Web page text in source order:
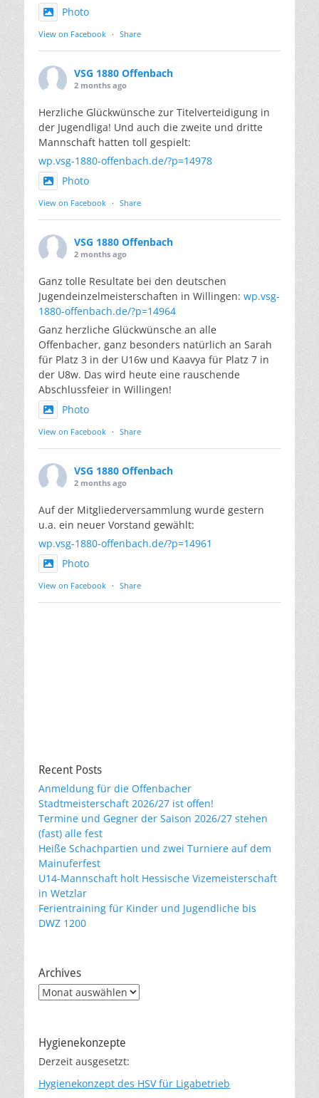
Photo
View on Facebook · Share
VSG 1880 Offenbach
2 months ago
Herzliche Glückwünsche zur Titelverteidigung in
der Jugendliga! Und auch die zweite und dritte
Mannschaft hatten toll gespielt:
wp.vsg-1880-offenbach.de/?p=14978
Photo
View on Facebook · Share
VSG 1880 Offenbach
2 months ago
Ganz tolle Resultate bei den deutschen
Jugendeinzelmeisterschaften in Willingen: wp.vsg-
1880-offenbach.de/?p=14964
Ganz herzliche Glückwünsche an alle
Offenbacher, ganz besonders natürlich an Sarah
für Platz 3 in der U16w und Kaavya für Platz 7 in
der U8w. Das wird heute eine rauschende
Abschlussfeier in Willingen!
Photo
View on Facebook · Share
VSG 1880 Offenbach
2 months ago
Auf der Mitgliederversammlung wurde gestern
u.a. ein neuer Vorstand gewählt:
wp.vsg-1880-offenbach.de/?p=14961
Photo
View on Facebook · Share
Recent Posts
Anmeldung für die Offenbacher
Stadtmeisterschaft 2026/27 ist offen!
Termine und Gegner der Saison 2026/27 stehen
(fast) alle fest
Heiße Schachpartien und zwei Turniere auf dem
Mainuferfest
U14-Mannschaft holt Hessische Vizemeisterschaft
in Wetzlar
Ferientraining für Kinder und Jugendliche bis
DWZ 1200
Archives
Archives
Hygienekonzepte
Derzeit ausgesetzt:
Hygienekonzept des HSV für Ligabetrieb